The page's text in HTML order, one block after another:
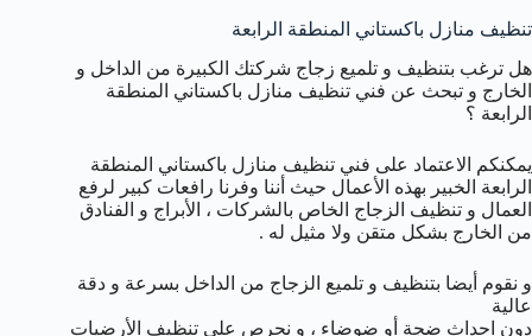
تنظيف منازل باكستاني المنطقة الرابعة
هل ترغب بتنظيف و تلميع زجاج شركتك الكبيرة من الداخل و
الخارج و تبحث عن فني تنظيف منازل باكستاني المنطقة
الرابعة ؟
يمكنكم الاعتماد على فني تنظيف منازل باكستاني المنطقة
الرابعة الخبير بهذه الأعمال حيث أننا وفرنا رافعات كبير لرفع
العمال و تنظيف الزجاج الخاص بالشركات ، الأبراج و الفنادق
من الخارج بشكل متقن ولا مثيل له .
و نقوم أيضا بتنظيف و تلميع الزجاج من الداخل بسرعة و دقة
عالية
دون احداث ضجة أو ضوضاء ، و نحرص على تنظيف الأرضيات